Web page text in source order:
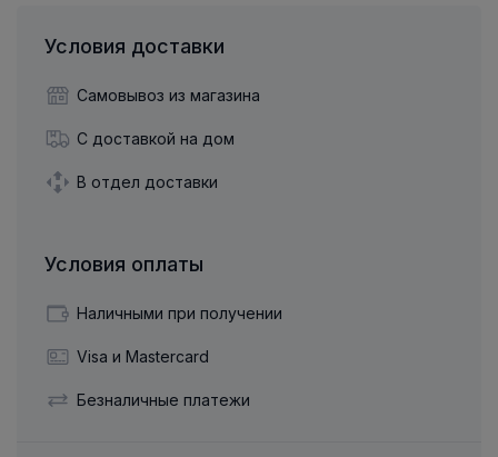
Условия доставки
Самовывоз из магазина
С доставкой на дом
В отдел доставки
Условия оплаты
Наличными при получении
Visa и Mastercard
Безналичные платежи